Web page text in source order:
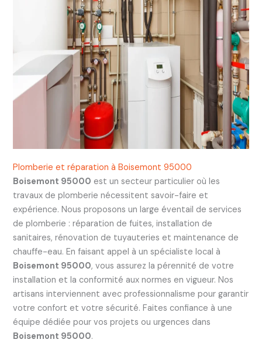
Plomberie et réparation à Boisemont 95000
Boisemont 95000 est un secteur particulier où les
travaux de plomberie nécessitent savoir-faire et
expérience. Nous proposons un large éventail de services
de plomberie : réparation de fuites, installation de
sanitaires, rénovation de tuyauteries et maintenance de
chauffe-eau. En faisant appel à un spécialiste local à
Boisemont 95000, vous assurez la pérennité de votre
installation et la conformité aux normes en vigueur. Nos
artisans interviennent avec professionnalisme pour garantir
votre confort et votre sécurité. Faites confiance à une
équipe dédiée pour vos projets ou urgences dans
Boisemont 95000.